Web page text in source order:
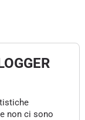
non ci sono